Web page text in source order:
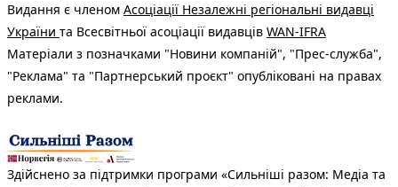
Видання є членом Асоціації Незалежні регіональні видавці
України та Всесвітньої асоціації видавців WAN-IFRA
Матеріали з позначками "Новини компаній", "Прес-служба",
"Реклама" та "Партнерський проєкт" опубліковані на правах
реклами.
Здійснено за підтримки програми «Сильніші разом: Медіа та